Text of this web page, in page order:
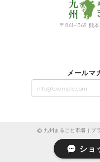
〒861-1368 熊
メールマ
九州まるごと市場 | プ
ショ